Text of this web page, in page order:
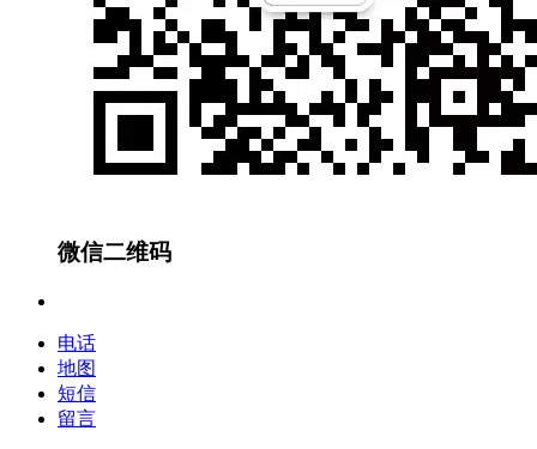
微信二维码
电话
地图
短信
留言